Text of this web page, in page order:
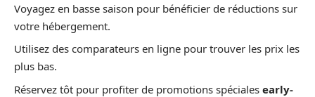
Voyagez en basse saison pour bénéficier de réductions sur
votre hébergement.
Utilisez des comparateurs en ligne pour trouver les prix les
plus bas.
Réservez tôt pour profiter de promotions spéciales early-